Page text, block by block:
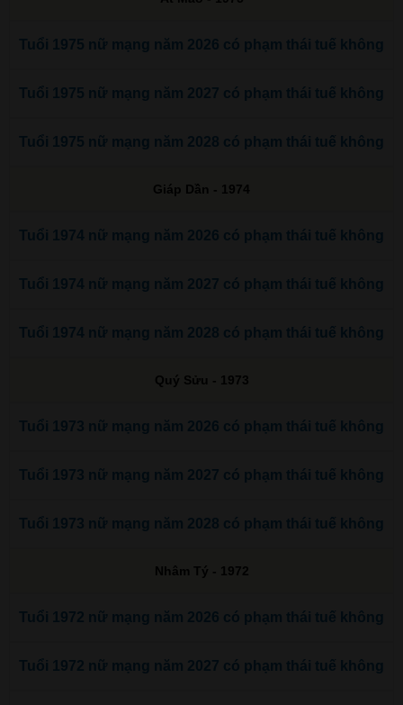
Tuổi 1975 nữ mạng năm 2026 có phạm thái tuế không
Tuổi 1975 nữ mạng năm 2027 có phạm thái tuế không
Tuổi 1975 nữ mạng năm 2028 có phạm thái tuế không
Giáp Dần - 1974
Tuổi 1974 nữ mạng năm 2026 có phạm thái tuế không
Tuổi 1974 nữ mạng năm 2027 có phạm thái tuế không
Tuổi 1974 nữ mạng năm 2028 có phạm thái tuế không
Quý Sửu - 1973
Tuổi 1973 nữ mạng năm 2026 có phạm thái tuế không
Tuổi 1973 nữ mạng năm 2027 có phạm thái tuế không
Tuổi 1973 nữ mạng năm 2028 có phạm thái tuế không
Nhâm Tý - 1972
Tuổi 1972 nữ mạng năm 2026 có phạm thái tuế không
Tuổi 1972 nữ mạng năm 2027 có phạm thái tuế không